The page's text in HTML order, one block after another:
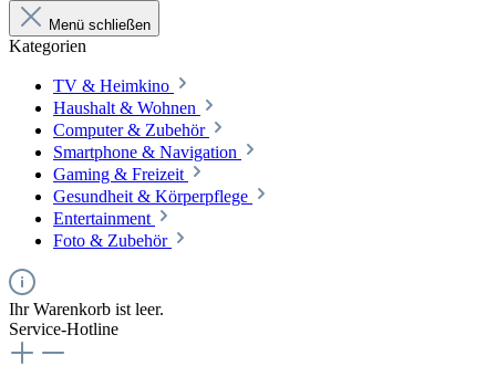
Menü schließen
Kategorien
TV & Heimkino
Haushalt & Wohnen
Computer & Zubehör
Smartphone & Navigation
Gaming & Freizeit
Gesundheit & Körperpflege
Entertainment
Foto & Zubehör
Ihr Warenkorb ist leer.
Service-Hotline